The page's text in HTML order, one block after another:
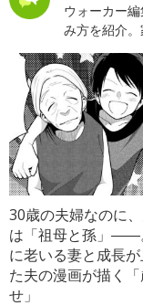
ウォーカー
み方を紹介
30歳の夫婦なのに
は「祖母と孫」――
に老いる妻と成長
た夫の漫画が描く
せ」